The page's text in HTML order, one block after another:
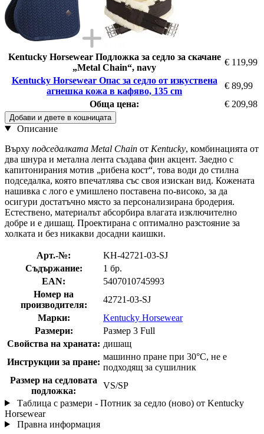
Kentucky Horsewear Подложка за седло за скачане
„Metal Chain“, navy
€ 119,99
Kentucky Horsewear Опас за седло от изкуствена
агнешка кожа в кафяво, 135 cm
€ 89,99
Обща цена:
€ 209,98
Добави и двете в кошницата
Описание
Върху подседалката Metal Chain от Kentucky, комбинацията от
два шнура и метална лента създава фин акцент. Заедно с
капитонирания мотив „рибена кост“, това води до стилна
подседалка, която впечатлява със своя изискан вид. Кожената
нашивка с лого е умишлено поставена по-високо, за да
осигури достатъчно място за персонализирана бродерия.
Естествено, материалът абсорбира влагата изключително
добре и е дишащ. Проектирана с оптимално разстояние за
холката и без никакви досадни каишки.
Арт.-№:
KH-42721-03-SJ
Съдържание:
1 бр.
EAN:
5407010745993
Номер на
производителя:
42721-03-SJ
Марки:
Kentucky Horsewear
Размери:
Размер 3 Full
Свойства на храната: дишащ
Инструкции за пране:
машинно пране при 30°C, не е
подходящ за сушилник
Размер на седловата
подложка:
VS/SP
Таблица с размери - Потник за седло (ново) от Kentucky
Horsewear
Правна информация